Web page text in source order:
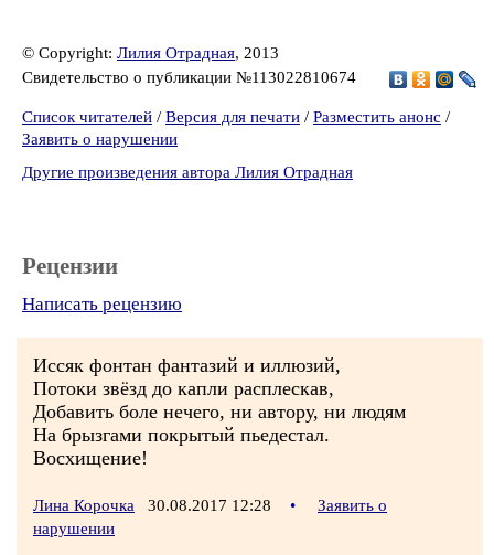
© Copyright: Лилия Отрадная, 2013
Свидетельство о публикации №113022810674
Список читателей / Версия для печати / Разместить анонс /
Заявить о нарушении
Другие произведения автора Лилия Отрадная
Рецензии
Написать рецензию
Иссяк фонтан фантазий и иллюзий,
Потоки звёзд до капли расплескав,
Добавить боле нечего, ни автору, ни людям
На брызгами покрытый пьедестал.
Восхищение!
Лина Корочка 30.08.2017 12:28 •
Заявить о
нарушении